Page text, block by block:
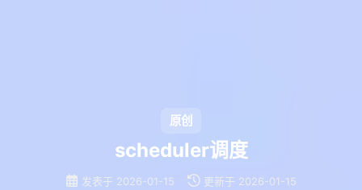
原创
scheduler调度
发表于 2026-01-15 更新于 2026-01-15